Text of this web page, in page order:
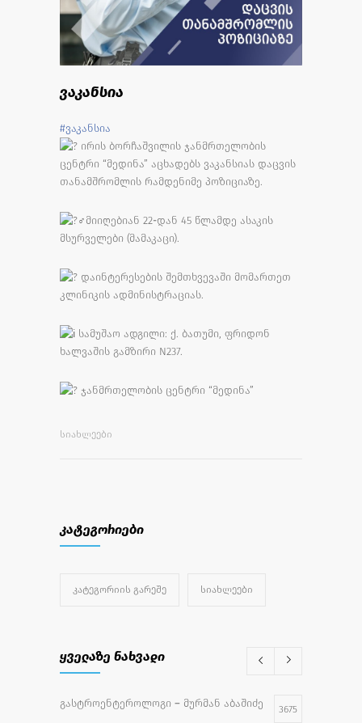
ვაკანსია
#ვაკანსია
ირის ბორჩაშვილის ჯანმრთელობის
ცენტრი “მედინა” აცხადებს ვაკანსიას დაცვის
თანამშრომლის რამდენიმე პოზიციაზე.
მიიღებიან 22-დან 45 წლამდე ასაკის
მსურველები (მამაკაცი).
დაინტერესების შემთხვევაში მომართეთ
კლინიკის ადმინისტრაციას.
სამუშაო ადგილი: ქ. ბათუმი, ფრიდონ
ხალვაშის გამზირი N237.
ჯანმრთელობის ცენტრი “მედინა”
ᲡᲘᲐᲮᲚᲔᲔᲑᲘ
კატეგორიები
ᲙᲐᲢᲔᲒᲝᲠᲘᲘᲡ ᲒᲐᲠᲔᲨᲔ ᲡᲘᲐᲮᲚᲔᲔᲑᲘ
ყველაზე ნახვადი
გასტროენტეროლოგი – მურმან აბაშიძე 3675